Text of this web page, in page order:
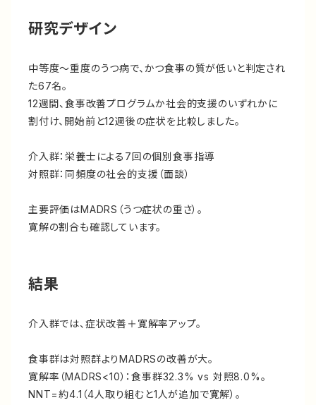
研究デザイン
中等度～重度のうつ病で、かつ食事の質が低いと判定され
た67名。
12週間、食事改善プログラムか社会的支援のいずれかに
割付け、開始前と12週後の症状を比較しました。
介入群：栄養士による7回の個別食事指導
対照群：同頻度の社会的支援（面談）
主要評価はMADRS（うつ症状の重さ）。
寛解の割合も確認しています。
結果
介入群では、症状改善＋寛解率アップ。
食事群は対照群よりMADRSの改善が大。
寛解率（MADRS<10）：食事群32.3% vs 対照8.0%。
NNT=約4.1（4人取り組むと1人が追加で寛解）。